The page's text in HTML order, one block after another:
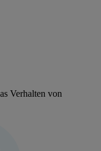
Verhalten von